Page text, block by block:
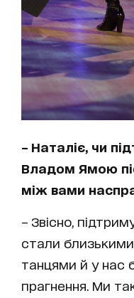
– Наталіє, чи
Владом Ямою
між вами
– Звісно,
стали
танцями й у нас
прагнення. Ми